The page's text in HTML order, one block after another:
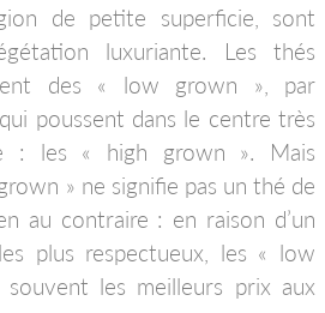
de petite superficie, sont
luxuriante. Les thés
des « low grown », par
poussent dans le centre très
: les « high grown ». Mais
» ne signifie pas un thé de
au contraire : en raison d’un
plus respectueux, les « low
les meilleurs prix aux